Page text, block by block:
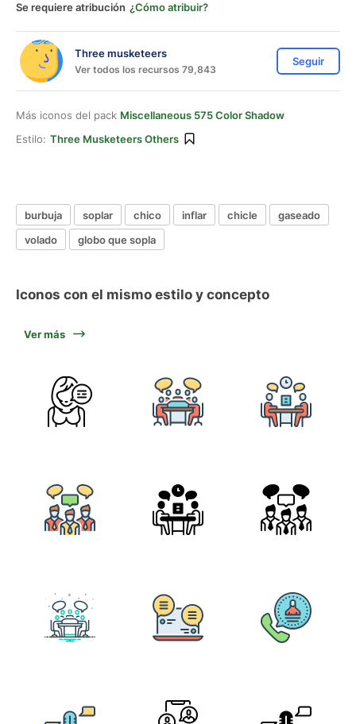
Se requiere atribución ¿Cómo atribuir?
Three musketeers
Ver todos los recursos 79,843
Seguir
Más iconos del pack Miscellaneous 575 Color Shadow
Estilo: Three Musketeers Others
burbuja soplar chico inflar chicle
gaseado
volado
globo que sopla
Iconos con el mismo estilo y concepto
Ver más